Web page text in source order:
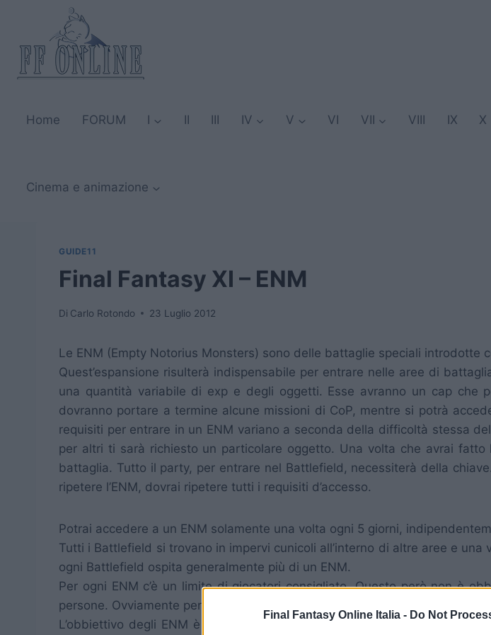
Final Fantasy Online Italia - Do Not
contenuto
Home FORUM I II III IV V VI VII VIII IX X
Cinema e animazione
GUIDE11
Final Fantasy XI – ENM
Di Carlo Rotondo 23 Luglio 2012
Le ENM (Empty Notorius Monsters) sono delle battaglie speciali introdotte
Quest’espansione risulterà indispensabile per entrare nelle aree di
una quantità variabile di exp e degli oggetti. Esse avranno un cap
dovranno portare a termine alcune missioni di CoP, mentre si potrà
requisiti per entrare in un ENM variano a seconda della difficoltà stessa
per altri ti sarà richiesto un particolare oggetto. Una volta che avrai
battaglia. Tutto il party, per entrare nel Battlefield, necessiterà della
ripetere l’ENM, dovrai ripetere tutti i requisiti d’accesso.
Potrai accedere a un ENM solamente una volta ogni 5 giorni,
Tutti i Battlefield si trovano in impervi cunicoli all’interno di altre aree e
ogni Battlefield ospita generalmente più di un ENM.
Per ogni ENM c’è un limite di giocatori consigliato. Questo però non è
persone. Ovviamente però l’exp diminuirà e gli oggetti ricavati si dovranno
L’obbiettivo degli ENM è solitamente uccidere uno o più Mob in un